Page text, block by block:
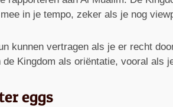
in je tempo, zeker als je nog
kunnen vertragen als je er recht
Kingdom als oriëntatie, vooral als
eggs